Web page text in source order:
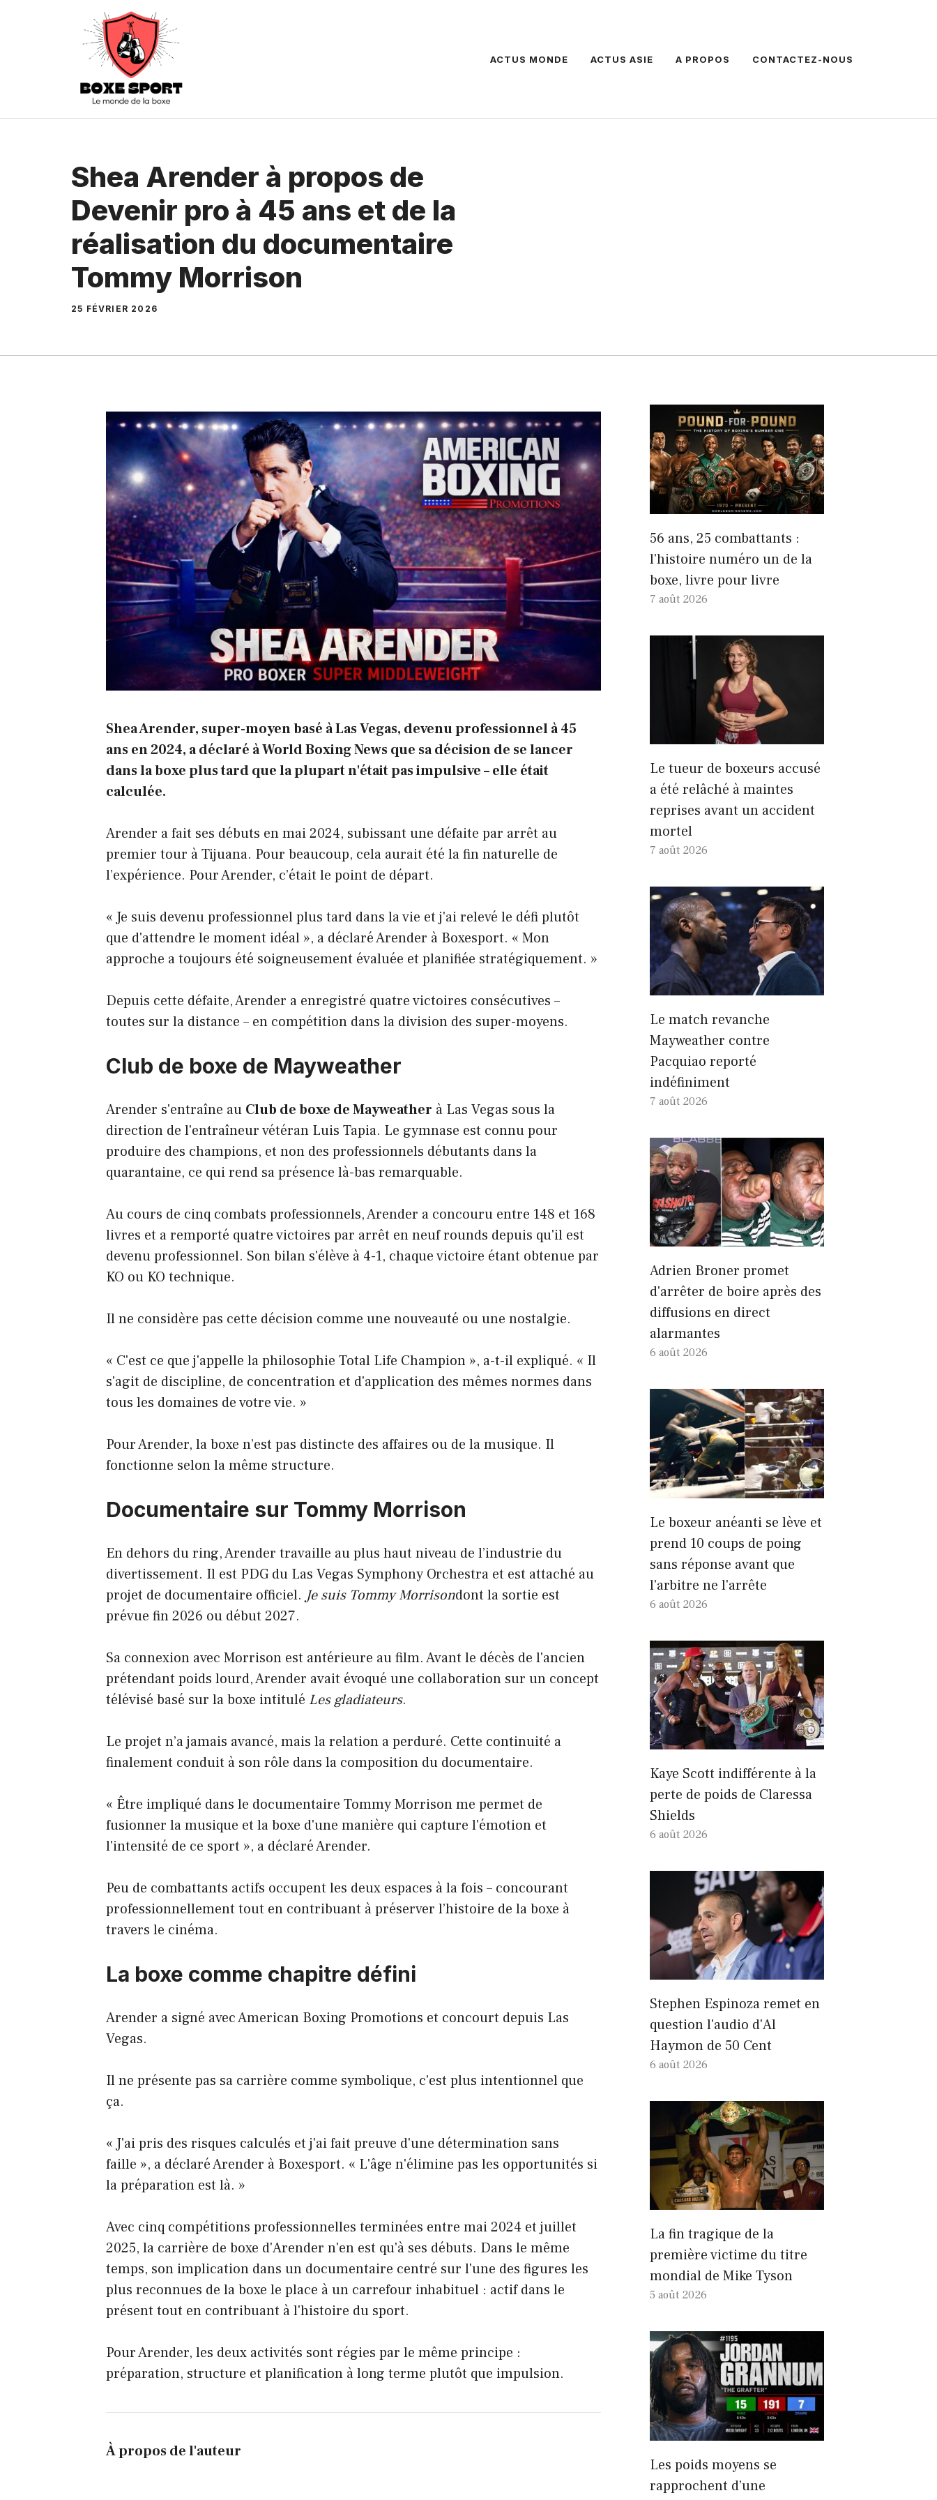
ACTUS MONDE ACTUS ASIE A PROPOS CONTACTEZ-NOUS
Shea Arender à propos de
Devenir pro à 45 ans et de la
réalisation du documentaire
Tommy Morrison
25 FÉVRIER 2026
Shea Arender, super-moyen basé à Las Vegas, devenu professionnel à 45
ans en 2024, a déclaré à World Boxing News que sa décision de se lancer
dans la boxe plus tard que la plupart n'était pas impulsive – elle était
calculée.
Arender a fait ses débuts en mai 2024, subissant une défaite par arrêt au
premier tour à Tijuana. Pour beaucoup, cela aurait été la fin naturelle de
l’expérience. Pour Arender, c’était le point de départ.
« Je suis devenu professionnel plus tard dans la vie et j'ai relevé le défi plutôt
que d'attendre le moment idéal », a déclaré Arender à Boxesport. « Mon
approche a toujours été soigneusement évaluée et planifiée stratégiquement. »
Depuis cette défaite, Arender a enregistré quatre victoires consécutives –
toutes sur la distance – en compétition dans la division des super-moyens.
Club de boxe de Mayweather
Arender s'entraîne au Club de boxe de Mayweather à Las Vegas sous la
direction de l'entraîneur vétéran Luis Tapia. Le gymnase est connu pour
produire des champions, et non des professionnels débutants dans la
quarantaine, ce qui rend sa présence là-bas remarquable.
Au cours de cinq combats professionnels, Arender a concouru entre 148 et 168
livres et a remporté quatre victoires par arrêt en neuf rounds depuis qu'il est
devenu professionnel. Son bilan s'élève à 4-1, chaque victoire étant obtenue par
KO ou KO technique.
Il ne considère pas cette décision comme une nouveauté ou une nostalgie.
« C'est ce que j'appelle la philosophie Total Life Champion », a-t-il expliqué. « Il
s'agit de discipline, de concentration et d'application des mêmes normes dans
tous les domaines de votre vie. »
Pour Arender, la boxe n’est pas distincte des affaires ou de la musique. Il
fonctionne selon la même structure.
Documentaire sur Tommy Morrison
En dehors du ring, Arender travaille au plus haut niveau de l’industrie du
divertissement. Il est PDG du Las Vegas Symphony Orchestra et est attaché au
projet de documentaire officiel. Je suis Tommy Morrisondont la sortie est
prévue fin 2026 ou début 2027.
Sa connexion avec Morrison est antérieure au film. Avant le décès de l'ancien
prétendant poids lourd, Arender avait évoqué une collaboration sur un concept
télévisé basé sur la boxe intitulé Les gladiateurs.
Le projet n’a jamais avancé, mais la relation a perduré. Cette continuité a
finalement conduit à son rôle dans la composition du documentaire.
« Être impliqué dans le documentaire Tommy Morrison me permet de
fusionner la musique et la boxe d'une manière qui capture l'émotion et
l'intensité de ce sport », a déclaré Arender.
Peu de combattants actifs occupent les deux espaces à la fois – concourant
professionnellement tout en contribuant à préserver l’histoire de la boxe à
travers le cinéma.
La boxe comme chapitre défini
Arender a signé avec American Boxing Promotions et concourt depuis Las
Vegas.
Il ne présente pas sa carrière comme symbolique, c'est plus intentionnel que
ça.
« J'ai pris des risques calculés et j'ai fait preuve d'une détermination sans
faille », a déclaré Arender à Boxesport. « L'âge n'élimine pas les opportunités si
la préparation est là. »
Avec cinq compétitions professionnelles terminées entre mai 2024 et juillet
2025, la carrière de boxe d'Arender n'en est qu'à ses débuts. Dans le même
temps, son implication dans un documentaire centré sur l'une des figures les
plus reconnues de la boxe le place à un carrefour inhabituel : actif dans le
présent tout en contribuant à l'histoire du sport.
Pour Arender, les deux activités sont régies par le même principe :
préparation, structure et planification à long terme plutôt que impulsion.
À propos de l'auteur
56 ans, 25 combattants :
l'histoire numéro un de la
boxe, livre pour livre
7 août 2026
Le tueur de boxeurs accusé
a été relâché à maintes
reprises avant un accident
mortel
7 août 2026
Le match revanche
Mayweather contre
Pacquiao reporté
indéfiniment
7 août 2026
Adrien Broner promet
d'arrêter de boire après des
diffusions en direct
alarmantes
6 août 2026
Le boxeur anéanti se lève et
prend 10 coups de poing
sans réponse avant que
l'arbitre ne l'arrête
6 août 2026
Kaye Scott indifférente à la
perte de poids de Claressa
Shields
6 août 2026
Stephen Espinoza remet en
question l'audio d'Al
Haymon de 50 Cent
6 août 2026
La fin tragique de la
première victime du titre
mondial de Mike Tyson
5 août 2026
Les poids moyens se
rapprochent d’une